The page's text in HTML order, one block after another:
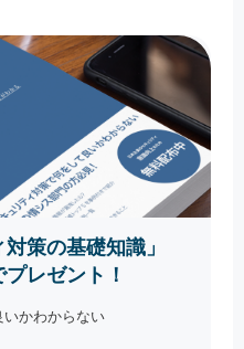
策の基礎知識」
レゼント！
いかわからない